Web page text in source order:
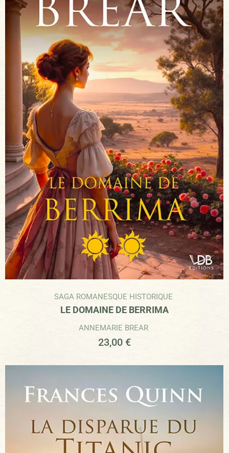
SAGA ROMANESQUE HISTORIQUE
LE DOMAINE DE BERRIMA
ANNEMARIE BREAR
23,00 €